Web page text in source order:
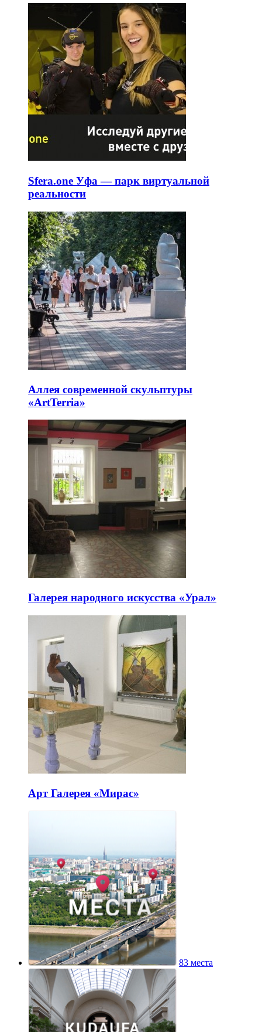
Sfera.one Уфа — парк виртуальной
реальности
Аллея современной скульптуры
«ArtTerria»
Галерея народного искусства «Урал»
Арт Галерея «Мирас»
83 места